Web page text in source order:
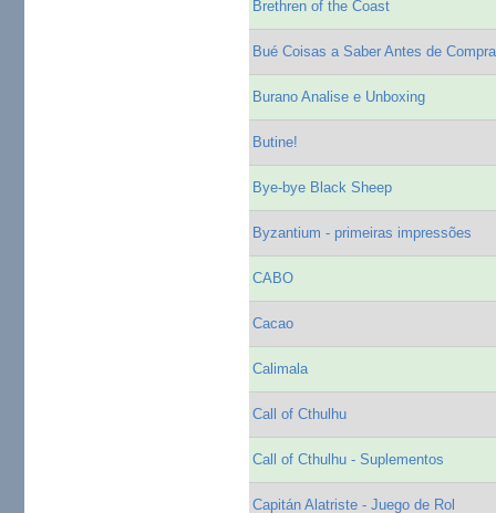
Brethren of the Coast
Bué Coisas a Saber Antes de
Burano Analise e Unboxing
Butine!
Bye-bye Black Sheep
Byzantium - primeiras impressões
CABO
Cacao
Calimala
Call of Cthulhu
Call of Cthulhu - Suplementos
Capitán Alatriste - Juego de Rol